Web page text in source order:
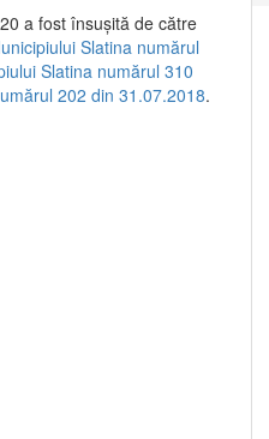
a fost însuşită de către
Slatina numărul
Slatina numărul 310
202 din 31.07.2018.